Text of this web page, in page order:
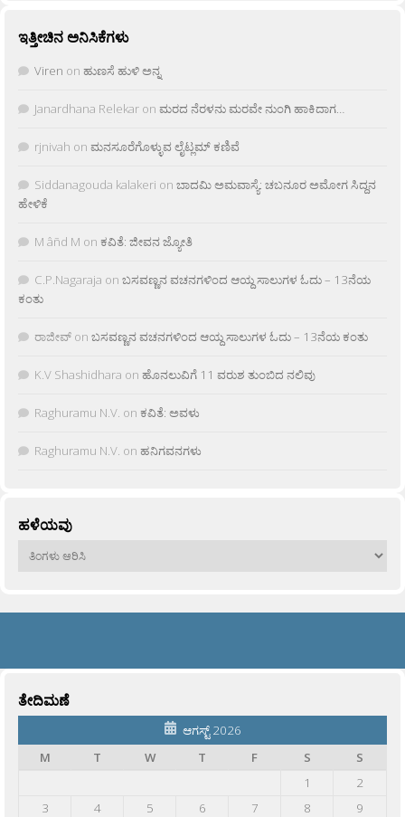
ಇತ್ತೀಚಿನ ಅನಿಸಿಕೆಗಳು
Viren on ಹುಣಸೆ ಹುಳಿ ಅನ್ನ
Janardhana Relekar on ಮರದ ನೆರಳನು ಮರವೇ ನುಂಗಿ ಹಾಕಿದಾಗ…
rjnivah on ಮನಸೂರೆಗೊಳ್ಳುವ ಲೈಟ್ಲಮ್ ಕಣಿವೆ
Siddanagouda kalakeri on ಬಾದಮಿ ಅಮವಾಸ್ಯೆ: ಚಬನೂರ ಅಮೋಗ ಸಿದ್ದನ
ಹೇಳಿಕೆ
M âñd M on ಕವಿತೆ: ಜೀವನ ಜ್ಯೋತಿ
C.P.Nagaraja on ಬಸವಣ್ಣನ ವಚನಗಳಿಂದ ಆಯ್ದ ಸಾಲುಗಳ ಓದು – 13ನೆಯ
ಕಂತು
ರಾಜೀವ್ on ಬಸವಣ್ಣನ ವಚನಗಳಿಂದ ಆಯ್ದ ಸಾಲುಗಳ ಓದು – 13ನೆಯ ಕಂತು
K.V Shashidhara on ಹೊನಲುವಿಗೆ 11 ವರುಶ ತುಂಬಿದ ನಲಿವು
Raghuramu N.V. on ಕವಿತೆ: ಅವಳು
Raghuramu N.V. on ಹನಿಗವನಗಳು
ಹಳೆಯವು
ಹಳೆಯವು
ತೇದಿಮಣೆ
ಆಗಸ್ಟ್ 2026
M
T W T F S
S
1
2
3
4 5 6 7 8
9